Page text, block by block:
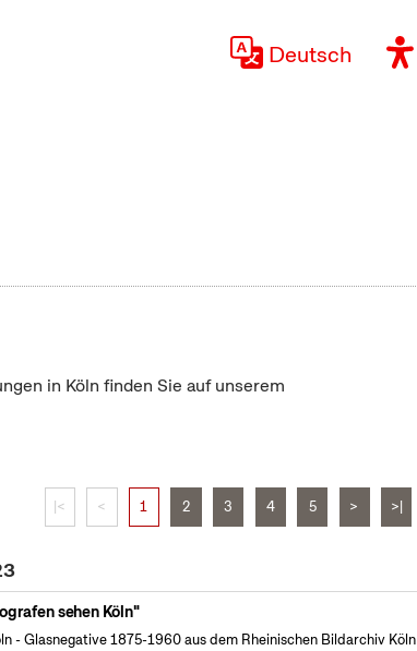
Deutsch
in Köln finden Sie auf unserem
|< < 1 2 3 4 5 > >|
sehen Köln"
- Glasnegative 1875-1960 aus dem Rheinischen Bildarchiv Köln